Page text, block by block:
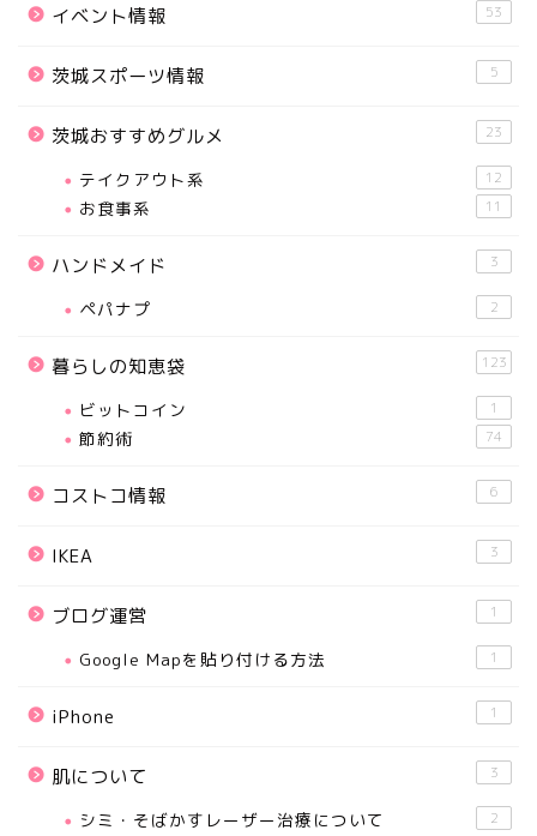
イベント情報 53
茨城スポーツ情報 5
茨城おすすめグルメ 23
テイクアウト系 12
お食事系 11
ハンドメイド 3
ペパナプ 2
暮らしの知恵袋 123
ビットコイン 1
節約術 74
コストコ情報 6
IKEA 3
ブログ運営 1
Google Mapを貼り付ける方法 1
iPhone 1
肌について 3
シミ・そばかすレーザー治療について 2